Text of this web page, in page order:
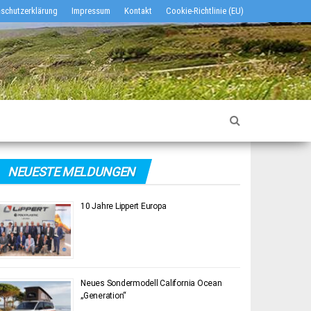
Impressum Kontakt Cookie-Richtlinie (EU)
NEUESTE MELDUNGEN
10 Jahre Lippert Europa
Neues Sondermodell California Ocean
„Generation“